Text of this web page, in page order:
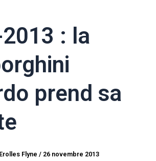
: la
prend sa
Erolles Flyne/ 26 novembre 2013